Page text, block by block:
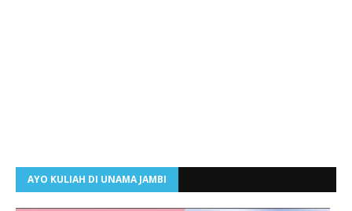
AYO KULIAH DI UNAMA JAMBI